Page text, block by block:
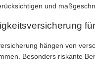
und
hängen von
Besonders riskante